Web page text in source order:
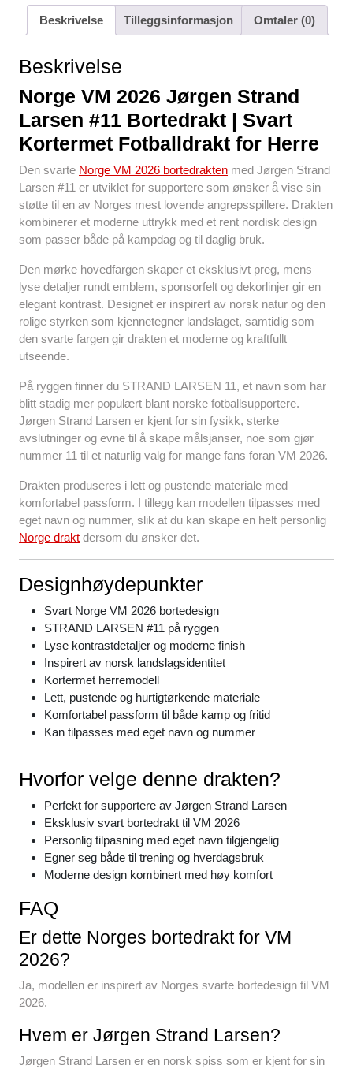
c
b
o
o
k
tt
ail er
e
at
s
p
p
d
di
ar
e
Beskrivelse Tilleggsinformasjon Omtaler (0)
Beskrivelse
Norge VM 2026 Jørgen Strand
Larsen #11 Bortedrakt | Svart
Kortermet Fotballdrakt for Herre
Den svarte Norge VM 2026 bortedrakten med Jørgen Strand
Larsen #11 er utviklet for supportere som ønsker å vise sin
støtte til en av Norges mest lovende angrepsspillere. Drakten
kombinerer et moderne uttrykk med et rent nordisk design
som passer både på kampdag og til daglig bruk.
Den mørke hovedfargen skaper et eksklusivt preg, mens
lyse detaljer rundt emblem, sponsorfelt og dekorlinjer gir en
elegant kontrast. Designet er inspirert av norsk natur og den
rolige styrken som kjennetegner landslaget, samtidig som
den svarte fargen gir drakten et moderne og kraftfullt
utseende.
På ryggen finner du STRAND LARSEN 11, et navn som har
blitt stadig mer populært blant norske fotballsupportere.
Jørgen Strand Larsen er kjent for sin fysikk, sterke
avslutninger og evne til å skape målsjanser, noe som gjør
nummer 11 til et naturlig valg for mange fans foran VM 2026.
Drakten produseres i lett og pustende materiale med
komfortabel passform. I tillegg kan modellen tilpasses med
eget navn og nummer, slik at du kan skape en helt personlig
Norge drakt dersom du ønsker det.
Designhøydepunkter
Svart Norge VM 2026 bortedesign
STRAND LARSEN #11 på ryggen
Lyse kontrastdetaljer og moderne finish
Inspirert av norsk landslagsidentitet
Kortermet herremodell
Lett, pustende og hurtigtørkende materiale
Komfortabel passform til både kamp og fritid
Kan tilpasses med eget navn og nummer
Hvorfor velge denne drakten?
Perfekt for supportere av Jørgen Strand Larsen
Eksklusiv svart bortedrakt til VM 2026
Personlig tilpasning med eget navn tilgjengelig
Egner seg både til trening og hverdagsbruk
Moderne design kombinert med høy komfort
FAQ
Er dette Norges bortedrakt for VM
2026?
Ja, modellen er inspirert av Norges svarte bortedesign til VM
2026.
Hvem er Jørgen Strand Larsen?
Jørgen Strand Larsen er en norsk spiss som er kjent for sin